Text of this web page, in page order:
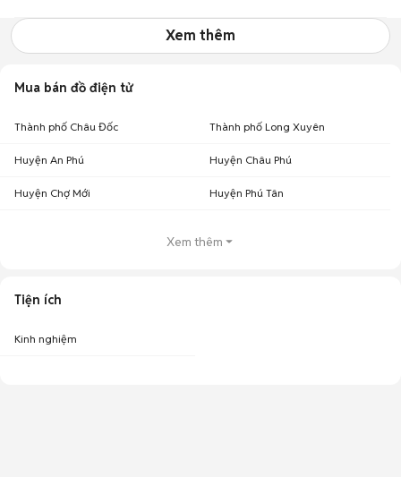
Xem thêm
Mua bán đồ điện tử
Thành phố Châu Đốc Thành phố Long Xuyên
Huyện An Phú Huyện Châu Phú
Huyện Chợ Mới Huyện Phú Tân
Xem thêm
Tiện ích
Kinh nghiệm